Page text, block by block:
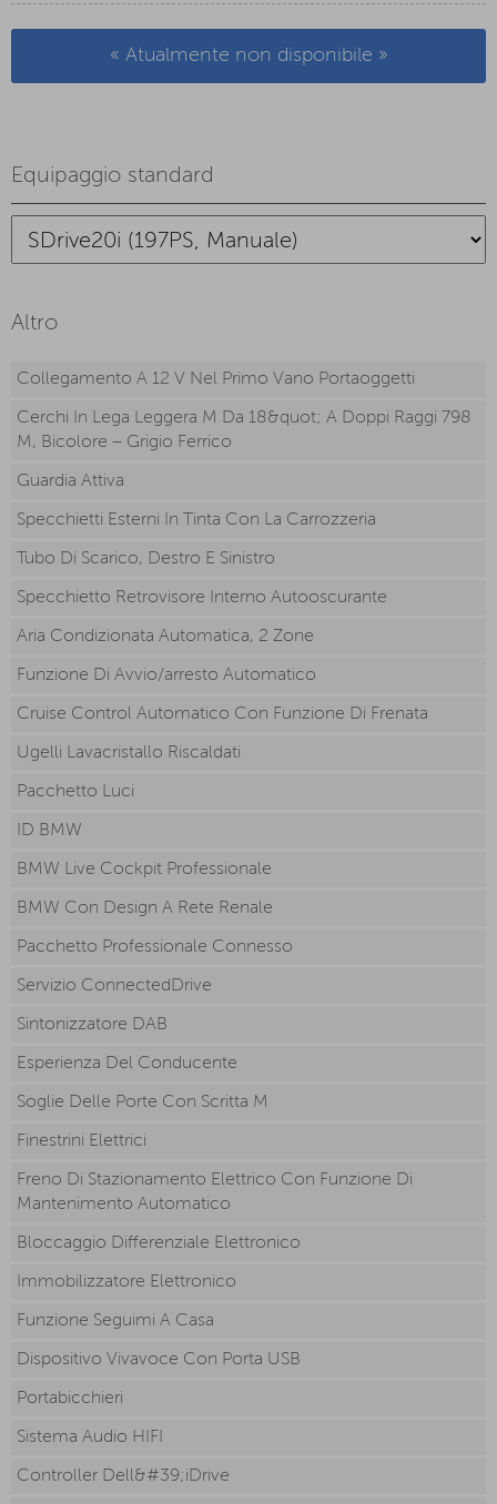
« Atualmente non disponibile »
Equipaggio standard
Altro
Collegamento A 12 V Nel Primo Vano Portaoggetti
Cerchi In Lega Leggera M Da 18&quot; A Doppi Raggi 798
M, Bicolore – Grigio Ferrico
Guardia Attiva
Specchietti Esterni In Tinta Con La Carrozzeria
Tubo Di Scarico, Destro E Sinistro
Specchietto Retrovisore Interno Autooscurante
Aria Condizionata Automatica, 2 Zone
Funzione Di Avvio/arresto Automatico
Cruise Control Automatico Con Funzione Di Frenata
Ugelli Lavacristallo Riscaldati
Pacchetto Luci
ID BMW
BMW Live Cockpit Professionale
BMW Con Design A Rete Renale
Pacchetto Professionale Connesso
Servizio ConnectedDrive
Sintonizzatore DAB
Esperienza Del Conducente
Soglie Delle Porte Con Scritta M
Finestrini Elettrici
Freno Di Stazionamento Elettrico Con Funzione Di
Mantenimento Automatico
Bloccaggio Differenziale Elettronico
Immobilizzatore Elettronico
Funzione Seguimi A Casa
Dispositivo Vivavoce Con Porta USB
Portabicchieri
Sistema Audio HIFI
Controller Dell&#39;iDrive